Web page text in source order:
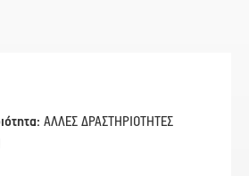
ΑΛΛΕΣ ΔΡΑΣΤΗΡΙΟΤΗΤΕΣ